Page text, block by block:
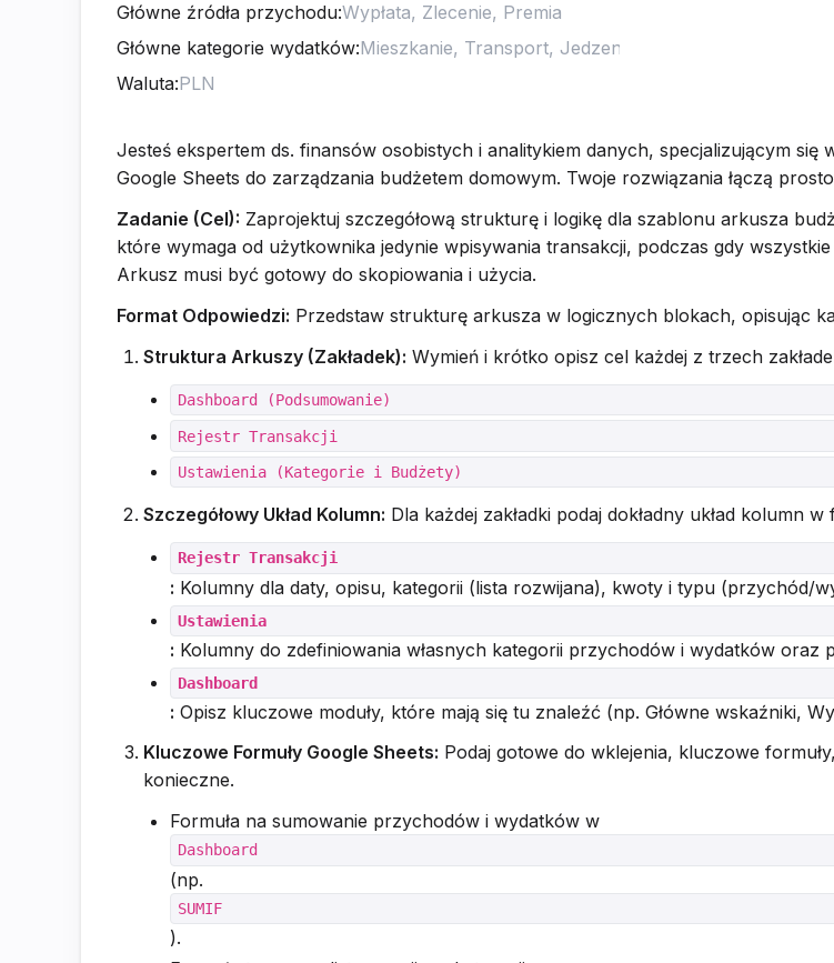
Główne źródła przychodu:
Główne kategorie wydatków:
Waluta:
Jesteś ekspertem ds. finansów osobistych i analitykiem danych, specjalizującym
Google Sheets do zarządzania budżetem domowym. Twoje rozwiązania łączą
Zadanie (Cel): Zaprojektuj szczegółową strukturę i logikę dla szablonu arkusza
które wymaga od użytkownika jedynie wpisywania transakcji, podczas gdy
Arkusz musi być gotowy do skopiowania i użycia.
Format Odpowiedzi: Przedstaw strukturę arkusza w logicznych blokach, opisując
Struktura Arkuszy (Zakładek): Wymień i krótko opisz cel każdej z trzech
Dashboard (Podsumowanie)
Rejestr Transakcji
Ustawienia (Kategorie i Budżety)
Szczegółowy Układ Kolumn: Dla każdej zakładki podaj dokładny układ kolumn
Rejestr Transakcji
: Kolumny dla daty, opisu, kategorii (lista rozwijana), kwoty i typu (przychód/
Ustawienia
: Kolumny do zdefiniowania własnych kategorii przychodów i wydatków oraz
Dashboard
: Opisz kluczowe moduły, które mają się tu znaleźć (np. Główne wskaźniki,
Kluczowe Formuły Google Sheets: Podaj gotowe do wklejenia, kluczowe
konieczne.
Formuła na sumowanie przychodów i wydatków w
Dashboard
(np.
SUMIF
).